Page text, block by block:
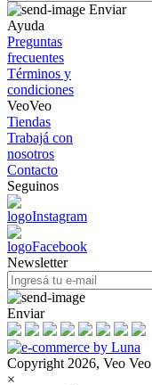
Enviar
Ayuda
Preguntas
frecuentes
Términos y
condiciones
VeoVeo
Tiendas
Trabajá con
nosotros
Contacto
Seguinos
Newsletter
Enviar
Copyright 2026, Veo Veo
×